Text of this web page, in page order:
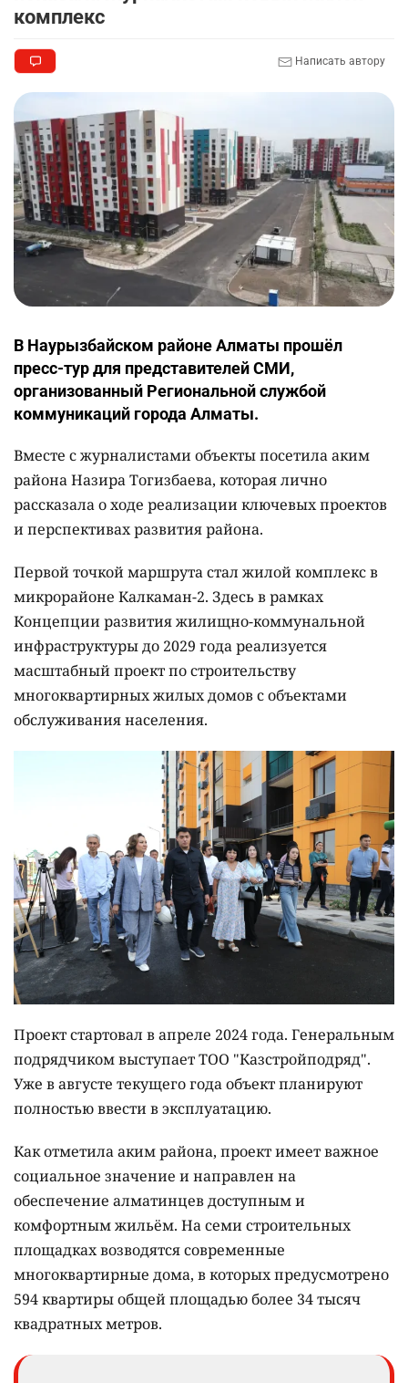
10
⚠️ Доброе утро, друзья! Предлагаем обзор
комплекс
Написать автору
В Наурызбайском районе Алматы прошёл
пресс-тур для представителей СМИ,
организованный Региональной службой
коммуникаций города Алматы.
Вместе с журналистами объекты посетила аким
района Назира Тогизбаева, которая лично
рассказала о ходе реализации ключевых проектов
и перспективах развития района.
Первой точкой маршрута стал жилой комплекс в
микрорайоне Калкаман-2. Здесь в рамках
Концепции развития жилищно-коммунальной
инфраструктуры до 2029 года реализуется
масштабный проект по строительству
многоквартирных жилых домов с объектами
обслуживания населения.
Проект стартовал в апреле 2024 года. Генеральным
подрядчиком выступает ТОО "Казстройподряд".
Уже в августе текущего года объект планируют
полностью ввести в эксплуатацию.
Как отметила аким района, проект имеет важное
социальное значение и направлен на
обеспечение алматинцев доступным и
комфортным жильём. На семи строительных
площадках возводятся современные
многоквартирные дома, в которых предусмотрено
594 квартиры общей площадью более 34 тысяч
квадратных метров.